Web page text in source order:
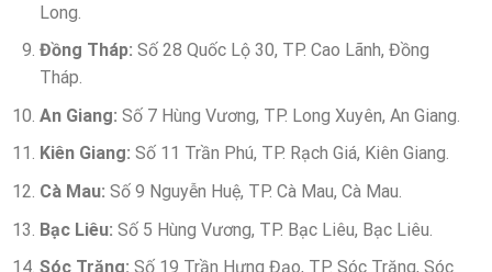
Long.
Đồng Tháp: Số 28 Quốc Lộ 30, TP. Cao Lãnh, Đồng
Tháp.
An Giang: Số 7 Hùng Vương, TP. Long Xuyên, An Giang.
Kiên Giang: Số 11 Trần Phú, TP. Rạch Giá, Kiên Giang.
Cà Mau: Số 9 Nguyễn Huệ, TP. Cà Mau, Cà Mau.
Bạc Liêu: Số 5 Hùng Vương, TP. Bạc Liêu, Bạc Liêu.
Sóc Trăng: Số 19 Trần Hưng Đạo, TP. Sóc Trăng, Sóc